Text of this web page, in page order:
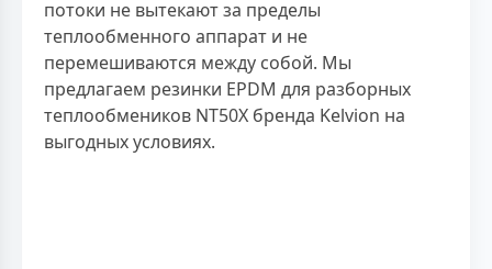
потоки не вытекают за пределы
теплообменного аппарат и не
перемешиваются между собой. Мы
предлагаем резинки EPDM для разборных
теплообмеников NT50X бренда Kelvion на
выгодных условиях.